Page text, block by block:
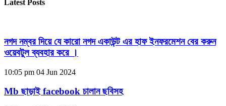
Latest Posts
নগদ নম্বর দিয়ে যে কারো নগদ একাউন্ট এর হাফ ইনফরমেশন বের করুন
ওয়েবটুল ব্যবহার করে ।
10:05 pm 04 Jun 2024
Mb ছাড়াই facebook চালান ছবিসহ